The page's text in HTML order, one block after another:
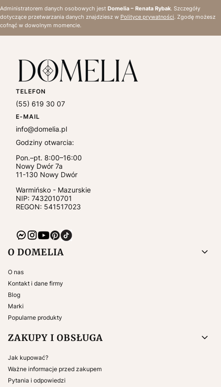
Administratorem danych osobowych jest Domelia – Renata Rybak. Szczegóły
dotyczące przetwarzania danych znajdziesz w Polityce prywatności. Zgodę możesz
cofnąć w dowolnym momencie.
TELEFON
(55) 619 30 07
E-MAIL
info@domelia.pl
Godziny otwarcia:
Pon.–pt. 8:00–16:00
Nowy Dwór 7a
11-130 Nowy Dwór
Warmińsko - Mazurskie
NIP: 7432010701
REGON: 541517023
Linki w stopce
O DOMELIA
O nas
Kontakt i dane firmy
Blog
Marki
Popularne produkty
ZAKUPY I OBSŁUGA
Jak kupować?
Ważne informacje przed zakupem
Pytania i odpowiedzi